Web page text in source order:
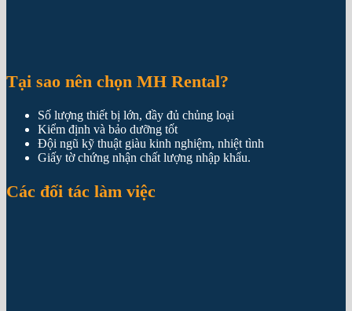
Tại sao nên chọn MH Rental?
Số lượng thiết bị lớn, đầy đủ chủng loại
Kiểm định và bảo dưỡng tốt
Đội ngũ kỹ thuật giàu kinh nghiệm, nhiệt tình
Giấy tờ chứng nhận chất lượng nhập khẩu.
Các đối tác làm việc